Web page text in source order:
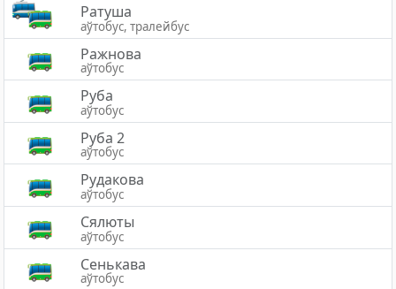
Ратуша
аўтобус, тралейбус
Ражнова
аўтобус
Руба
аўтобус
Руба 2
аўтобус
Рудакова
аўтобус
Сялюты
аўтобус
Сенькава
аўтобус